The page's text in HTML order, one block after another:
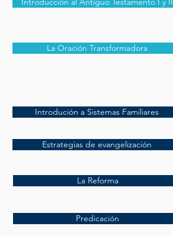
La Oración Transformadora
Introdución a Sistemas Familiares
Estrategias de evangelización
La Reforma
Predicación